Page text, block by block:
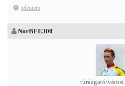
jelentem
NorBEE300
túrázgató/városi